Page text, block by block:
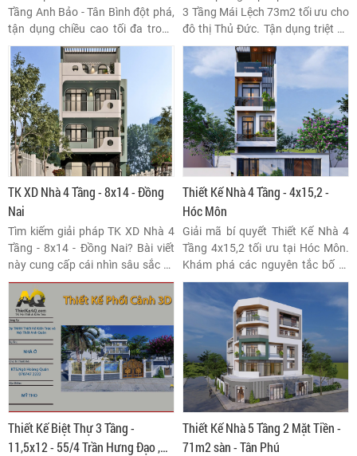
Tầng Anh Bảo - Tân Bình đột phá,
tận dụng chiều cao tối đa trong
đô thị. Bài viết phân tích chi tiết
công năng, kiến trúc mặt tiền và
giá trị sống độc đáo.
3 Tầng Mái Lệch 73m2 tối ưu cho
đô thị Thủ Đức. Tận dụng triệt để
diện tích nhỏ, kiến trúc hiện đại,
bền vững, đảm bảo công năng và
thẩm mỹ cao cho ngôi nhà phố
của bạn.
TK XD Nhà 4 Tầng - 8x14 - Đồng
Nai
Tìm kiếm giải pháp TK XD Nhà 4
Tầng - 8x14 - Đồng Nai? Bài viết
này cung cấp cái nhìn sâu sắc về
việc tối ưu hóa công năng, thẩm
mỹ và hiệu quả đầu tư cho diện
tích lý tưởng 8x14m. Khám phá
các yếu tố pháp lý và vật liệu xây
dựng phù hợp khí hậu Đồng Nai
để đảm bảo tổ ấm bền vững,
đẳng cấp.
Thiết Kế Nhà 4 Tầng - 4x15,2 -
Hóc Môn
Giải mã bí quyết Thiết Kế Nhà 4
Tầng 4x15,2 tối ưu tại Hóc Môn.
Khám phá các nguyên tắc bố trí
mặt bằng, lấy sáng tự nhiên và
kiến tạo không gian sống hiện đại,
bền vững trên khổ đất hẹp cho
gia đình đa thế hệ.
Thiết Kế Biệt Thự 3 Tầng -
11,5x12 - 55/4 Trần Hưng Đạo ,
Thiết Kế Nhà 5 Tầng 2 Mặt Tiền -
71m2 sàn - Tân Phú